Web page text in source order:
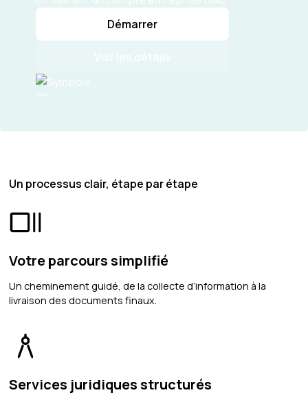
Démarrer
Un processus clair, étape par étape
Votre parcours simplifié
Un cheminement guidé, de la collecte d’information à la
livraison des documents finaux.
Services juridiques structurés